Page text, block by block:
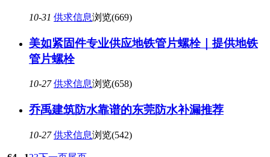
10-31 供求信息浏览(669)
美如紧固件专业供应地铁管片螺栓｜提供地铁
管片螺栓
10-27 供求信息浏览(658)
乔禹建筑防水靠谱的东莞防水补漏推荐
10-27 供求信息浏览(542)